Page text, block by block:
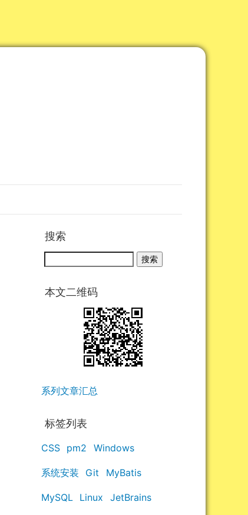
搜索
本文二维码
系列文章汇总
标签列表
CSS pm2 Windows
系统安装 Git MyBatis
MySQL Linux JetBrains